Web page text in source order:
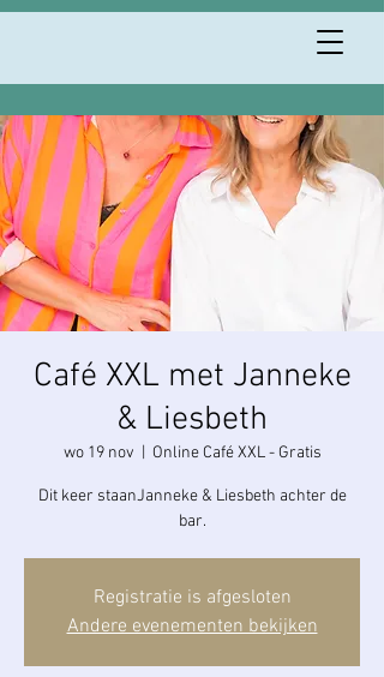
Café XXL met Janneke
& Liesbeth
wo 19 nov Online Café XXL - Gratis
Dit keer staanJanneke & Liesbeth achter de
bar.
Registratie is afgesloten
Andere evenementen bekijken